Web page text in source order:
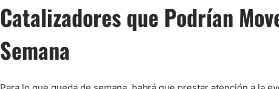
Catalizadores que Podrían
Semana